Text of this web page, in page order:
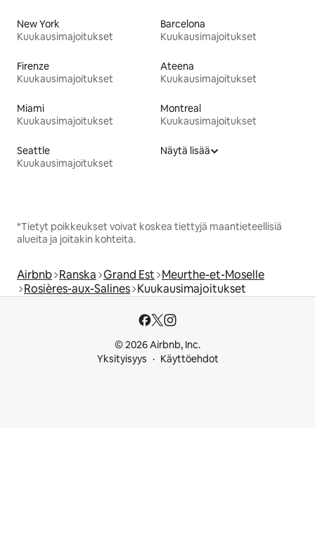
New York
Kuukausimajoitukset
Barcelona
Kuukausimajoitukset
Firenze
Kuukausimajoitukset
Ateena
Kuukausimajoitukset
Miami
Kuukausimajoitukset
Montreal
Kuukausimajoitukset
Seattle
Kuukausimajoitukset
Näytä lisää
*Tietyt poikkeukset voivat koskea tiettyjä maantieteellisiä
alueita ja joitakin kohteita.
Airbnb Ranska Grand Est Meurthe-et-Moselle
Rosières-aux-Salines Kuukausimajoitukset
© 2026 Airbnb, Inc.
Yksityisyys
Käyttöehdot